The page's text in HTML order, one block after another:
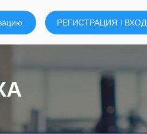
РЕГИСТРАЦИЯ ВХОД